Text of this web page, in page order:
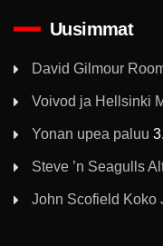
Uusimmat
David Gilmour
Voivod ja Hellsinki
Yonan upea paluu
Steve ’n Seagulls
John Scofield Koko